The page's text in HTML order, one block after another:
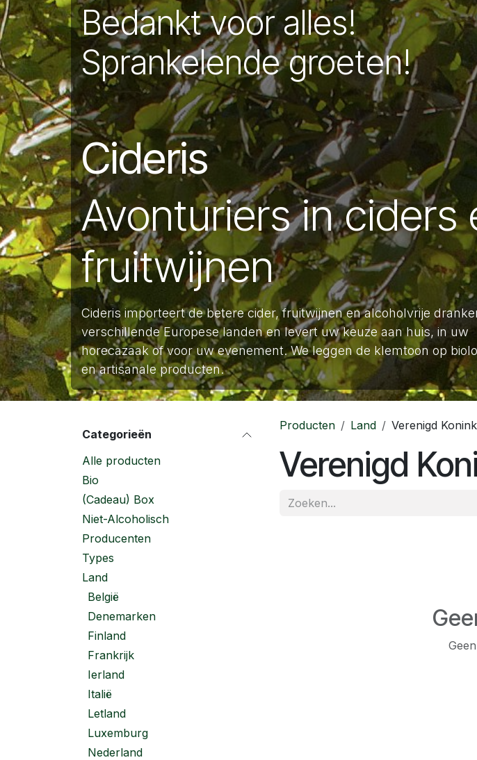
Bedankt voor alles!
Sprankelende groeten!
Cideris
Avonturiers in ciders
fruitwijnen
Cideris importeert de betere cider, fruitwijnen en alcoholvrije
verschillende Europese landen en levert uw keuze aan huis, in uw
horecazaak of voor uw evenement. We leggen de klemtoon op
en artisanale producten.
Categorieën
Alle producten
Bio
(Cadeau) Box
Niet-Alcoholisch
Producenten
Types
Land
België
Denemarken
Finland
Frankrijk
Ierland
Italië
Letland
Luxemburg
Nederland
Producten Land Verenigd
Verenigd